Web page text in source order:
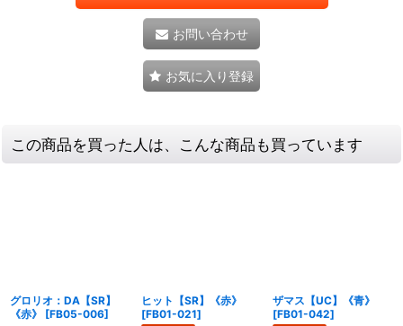
お問い合わせ
お気に入り登録
この商品を買った人は、こんな商品も買っています
グロリオ：DA【SR】
《赤》
[FB05-006]
ヒット【SR】《赤》
[FB01-021]
ザマス【UC】《青》
[FB01-042]